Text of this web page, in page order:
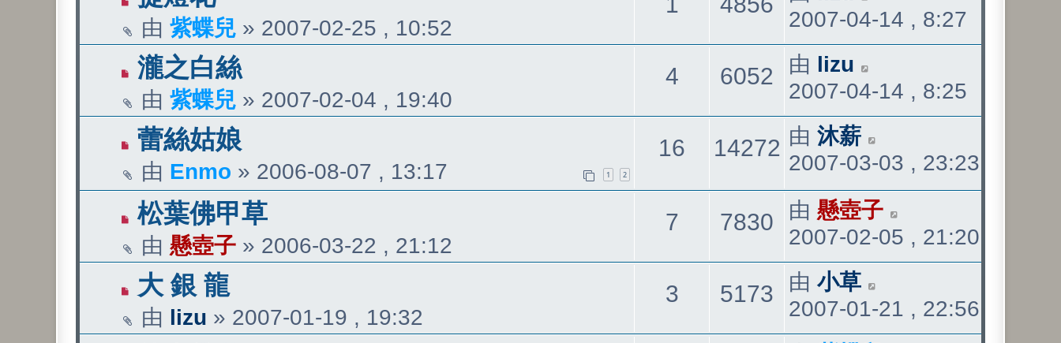
表
由 紫蝶兒 » 2007-02-25 , 10:52
看
後
發
表
2007-04-14 , 8:27
瀧之白絲
由 紫蝶兒 » 2007-02-04 , 19:40
4回
6052 觀
看
最
後
發
表
由 lizu
2007-04-14 , 8:25
蕾絲姑娘
由 Enmo » 2006-08-07 , 13:17 1 2
16
覆
14272 觀
看
最
後
發
表
由 沐薪
2007-03-03 , 23:23
松葉佛甲草
由 懸壺子 » 2006-03-22 , 21:12
7回
7830 觀
看
最
後
發
表
由 懸壺子
2007-02-05 , 21:20
大 銀 龍
由 lizu » 2007-01-19 , 19:32
3回
5173 觀最
後
由 小草
2007-01-21 , 22:56